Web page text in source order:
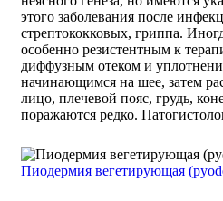
этого заболевания после
стрептококковых, гриппа.
особенно резистентным к
диффузным отеком и
начинающимся на шее, затем
лицо, плечевой пояс, грудь,
поражаются редко.
Пиодермия вегетирующая